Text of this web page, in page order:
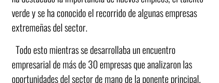
verde y se ha conocido el recorrido de algunas empresas
extremeñas del sector.
Todo esto mientras se desarrollaba un encuentro
empresarial de más de 30 empresas que analizaron las
oportunidades del sector de mano de la ponente principal,